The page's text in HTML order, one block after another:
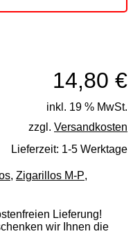
14,80 €
inkl. 19 % MwSt.
zzgl. Versandkosten
Lieferzeit: 1-5 Werktage
, Zigarillos M-P,
Lieferung!
wir Ihnen die